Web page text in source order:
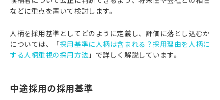
などに重点を置いて検討します。
人柄を採用基準としてどのように定義し、評価に落とし込むか
については、「採用基準に人柄は含まれる？採用理由を人柄に
する人柄重視の採用方法 」で詳しく解説しています。
中途採用の採用基準